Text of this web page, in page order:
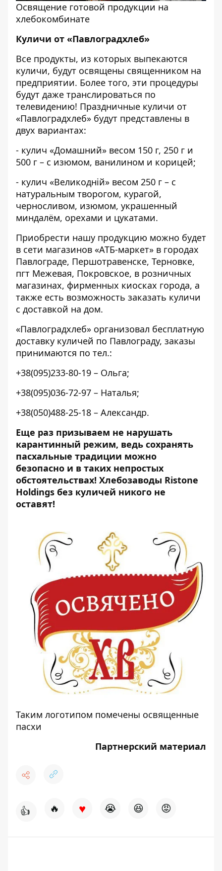
Освящение готовой продукции на
хлебокомбинате
Куличи от «Павлоградхлеб»
Все продукты, из которых выпекаются
куличи, будут освящены священником на
предприятии. Более того, эти процедуры
будут даже транслироваться по
телевидению! Праздничные куличи от
«Павлоградхлеб» будут представлены в
двух вариантах:
- кулич «Домашний» весом 150 г, 250 г и
500 г – с изюмом, ванилином и корицей;
- кулич «Великодній» весом 250 г – с
натуральным творогом, курагой,
черносливом, изюмом, украшенный
миндалём, орехами и цукатами.
Приобрести нашу продукцию можно будет
в сети магазинов «АТБ-маркет» в городах
Павлограде, Першотравенске, Терновке,
пгт Межевая, Покровское, в розничных
магазинах, фирменных киосках города, а
также есть возможность заказать куличи
с доставкой на дом.
«Павлоградхлеб» организовал бесплатную
доставку куличей по Павлограду, заказы
принимаются по тел.:
+38(095)233-80-19 – Ольга;
+38(095)036-72-97 – Наталья;
+38(050)488-25-18 – Александр.
Еще раз призываем не нарушать
карантинный режим, ведь сохранять
пасхальные традиции можно
безопасно и в таких непростых
обстоятельствах! Хлебозаводы Ristone
Holdings без куличей никого не
оставят!
Таким логотипом помечены освященные
пасхи
Партнерский материал
👍 🔥 ♥ 😭 😆 😡